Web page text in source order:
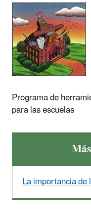
Programa de
para las escuelas
La importancia de